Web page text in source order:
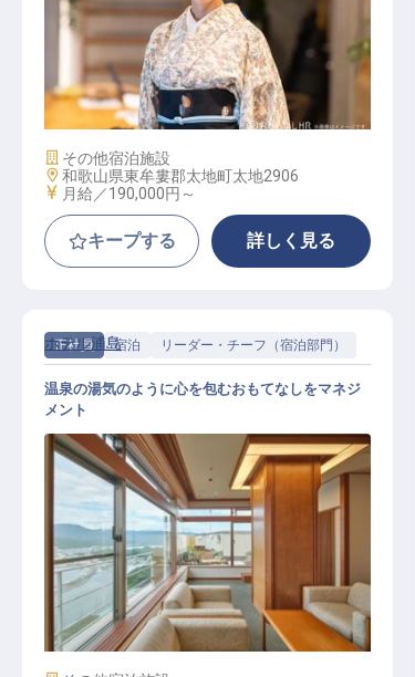
フロント / 正社員
施設業態
その他宿泊施設
勤務地
和歌山県東牟婁郡太地町太地2906
給与
月給／190,000円～
キープする 詳しく見る
正社員 宿泊 リーダー・チーフ（宿泊部門）
宿泊部フロント（係長クラス）
ホテル浦島
温泉の湯気のように心を包むおもてなしをマネジ
メント